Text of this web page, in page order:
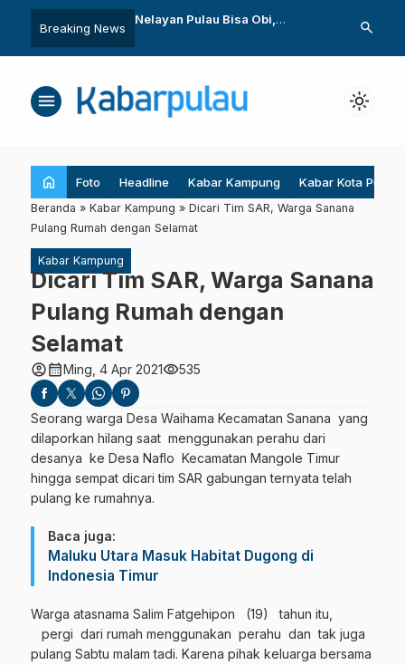
Breaking News
Indonesia Petakan Kembali
Cerita Anak Muda
search
menu light_mode
home Foto Headline Kabar Kampung Kabar Kota Pulau
Beranda » Kabar Kampung » Dicari Tim SAR, Warga Sanana
Pulang Rumah dengan Selamat
Kabar Kampung
Dicari Tim SAR, Warga Sanana
Pulang Rumah dengan
Selamat
account_circlecalendar_monthMing, 4 Apr 2021visibility535
Seorang warga Desa Waihama Kecamatan Sanana yang
dilaporkan hilang saat menggunakan perahu dari
desanya ke Desa Naflo Kecamatan Mangole Timur
hingga sempat dicari tim SAR gabungan ternyata telah
pulang ke rumahnya.
Baca juga:
Maluku Utara Masuk Habitat Dugong di
Indonesia Timur
Warga atasnama Salim Fatgehipon (19) tahun itu,
pergi dari rumah menggunakan perahu dan tak juga
pulang Sabtu malam tadi. Karena pihak keluarga bersama